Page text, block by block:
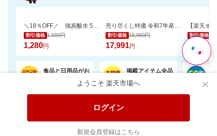
ようこそ 楽天市場へ
ログイン
新規会員登録はこちら
割引価格 1,580円
1,280円
割引価格 19,990円
17,991円
割引価格
3,285 円
食品と日用品がお
掲載アイテム全品
20%以上OFF！
あなたはポイント合計 倍